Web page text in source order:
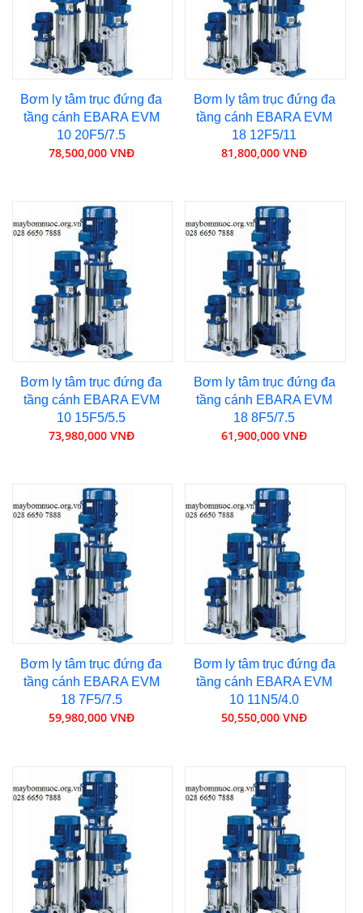
Bơm ly tâm trục đứng đa
tầng cánh EBARA EVM
10 20F5/7.5
78,500,000 VNĐ
Bơm ly tâm trục đứng đa
tầng cánh EBARA EVM
18 12F5/11
81,800,000 VNĐ
Bơm ly tâm trục đứng đa
tầng cánh EBARA EVM
10 15F5/5.5
73,980,000 VNĐ
Bơm ly tâm trục đứng đa
tầng cánh EBARA EVM
18 8F5/7.5
61,900,000 VNĐ
Bơm ly tâm trục đứng đa
tầng cánh EBARA EVM
18 7F5/7.5
59,980,000 VNĐ
Bơm ly tâm trục đứng đa
tầng cánh EBARA EVM
10 11N5/4.0
50,550,000 VNĐ